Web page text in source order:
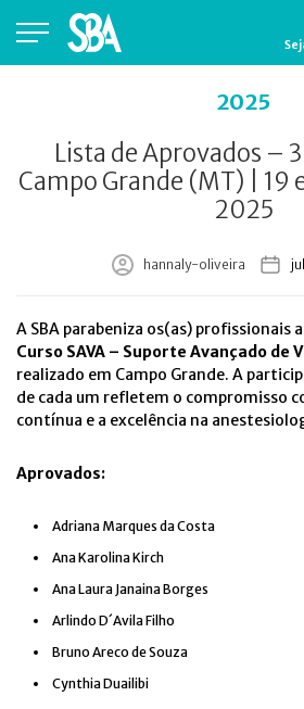
2025
Lista de Aprovados –
Campo Grande (MT) | 19
2025
hannaly-oliveira
A SBA parabeniza os(as) profissionais
Curso SAVA – Suporte Avançado de
realizado em Campo Grande. A
de cada um refletem o compromisso
contínua e a excelência na
Aprovados:
Adriana Marques da Costa
Ana Karolina Kirch
Ana Laura Janaina Borges
Arlindo D´Avila Filho
Bruno Areco de Souza
Cynthia Duailibi